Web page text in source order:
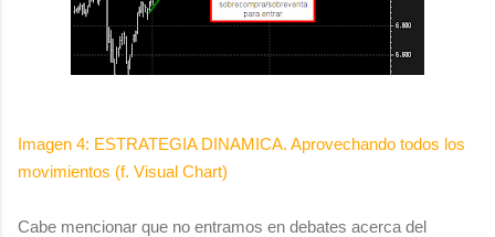
Imagen 4: ESTRATEGIA DINAMICA. Aprovechando todos los
movimientos (f. Visual Chart)
Cabe mencionar que no entramos en debates acerca del